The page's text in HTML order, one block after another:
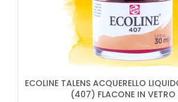
ECOLINE TALENS ACQUERELLO
(407) FLACONE IN VETRO